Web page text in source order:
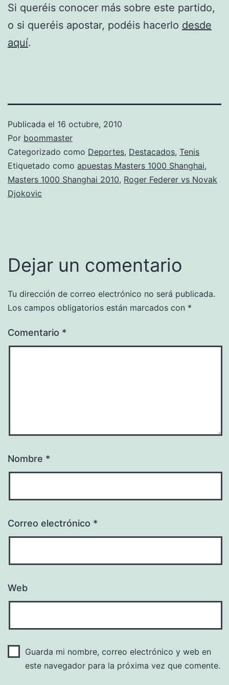
Si queréis conocer más sobre este partido,
o si queréis apostar, podéis hacerlo desde
aquí.
Publicada el 16 octubre, 2010
Por boommaster
Categorizado como Deportes, Destacados, Tenis
Etiquetado como apuestas Masters 1000 Shanghai,
Masters 1000 Shanghai 2010, Roger Federer vs Novak
Djokovic
Dejar un comentario
Tu dirección de correo electrónico no será publicada.
Los campos obligatorios están marcados con *
Comentario *
Nombre *
Correo electrónico *
Web
Guarda mi nombre, correo electrónico y web en
este navegador para la próxima vez que comente.